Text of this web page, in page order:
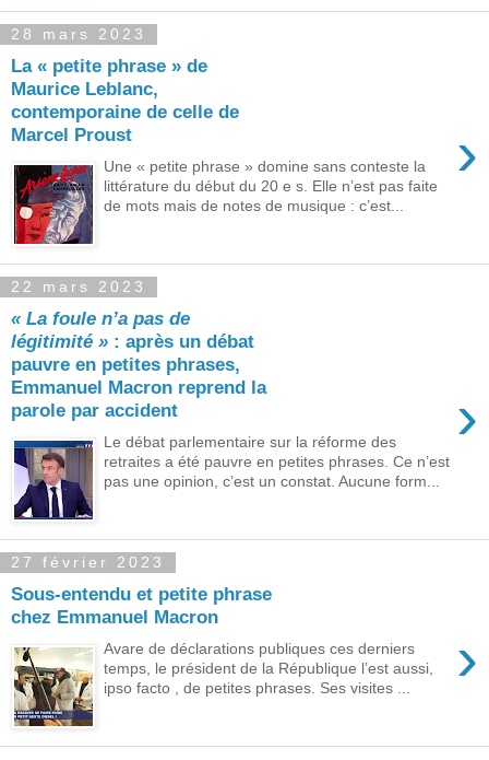
28 mars 2023
La « petite phrase » de
Maurice Leblanc,
contemporaine de celle de
Marcel Proust
›
Une « petite phrase » domine sans conteste la
littérature du début du 20 e s. Elle n’est pas faite
de mots mais de notes de musique : c’est...
22 mars 2023
« La foule n’a pas de
légitimité » : après un débat
pauvre en petites phrases,
Emmanuel Macron reprend la
parole par accident
›
Le débat parlementaire sur la réforme des
retraites a été pauvre en petites phrases. Ce n’est
pas une opinion, c’est un constat. Aucune form...
27 février 2023
Sous-entendu et petite phrase
chez Emmanuel Macron
›
Avare de déclarations publiques ces derniers
temps, le président de la République l’est aussi,
ipso facto , de petites phrases. Ses visites ...